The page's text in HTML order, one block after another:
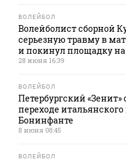
ВОЛЕЙБОЛ
Волейболист сборной
серьезную травму в
и покинул площадку на
28 июня 16:39
ВОЛЕЙБОЛ
Петербургский «Зенит»
переходе
Бонинфанте
8 июня 08:45
ВОЛЕЙБОЛ